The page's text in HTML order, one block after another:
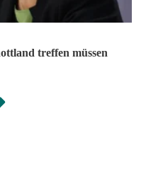
treffen müssen